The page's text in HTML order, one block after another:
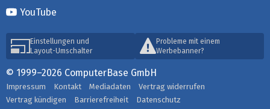
YouTube
Einstellungen und
Layout-Umschalter
Probleme mit einem
Werbebanner?
© 1999–2026 ComputerBase GmbH
Impressum Kontakt Mediadaten
Vertrag widerrufen
Vertrag kündigen
Barrierefreiheit Datenschutz